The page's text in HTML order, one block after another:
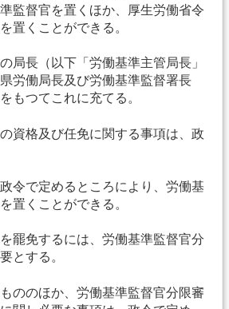
監督官を置くほか、厚生労働省令
置くことができる。
局長（以下「労働基準主管局長」
労働局長及び労働基準監督署長
もつてこれに充てる。
資格及び任免に関する事項は、政
令で定めるところにより、労働基
置くことができる。
罷免するには、労働基準監督官分
とする。
ののほか、労働基準監督官分限審